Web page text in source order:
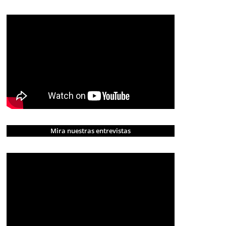
Mira nuestras entrevistas